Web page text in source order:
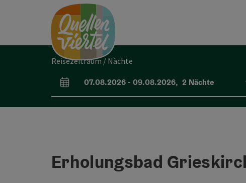
Zum InhaltAccesskey
[0]
Zur NavigationAccesskey
Zum Seitenanfang Accesskey
Reisezeitraum / Nächte
An- und Abreisefelder
07.08.2026- 09.08.2026, 2 Nächte
Erholungsbad